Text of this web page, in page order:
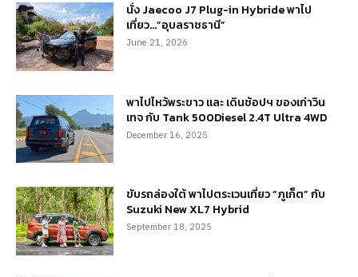
นั่ง Jaecoo J7 Plug-in Hybride พาไป
เที่ยว…”อุบลราชธานี”
June 21, 2026
พาไปไหว้พระขาว และ เดินช้อปฯ ของเก่าวิน
เทจ กับ Tank 500Diesel 2.4T Ultra 4WD
December 16, 2025
ขับรถล่องใต้ พาไปตระเวนเที่ยว “ภูเก็ต” กับ
Suzuki New XL7 Hybrid
September 18, 2025